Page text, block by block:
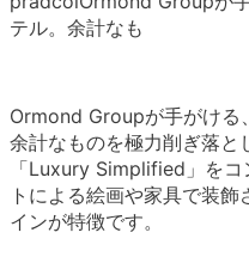
テル。余計なも
Ormond Groupが手がける
余計なものを極力削ぎ落と
「Luxury Simplified」を
トによる絵画や家具で装
インが特徴です。